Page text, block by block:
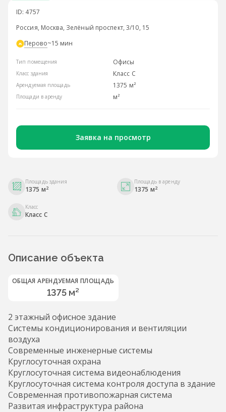
ID: 4757
Россия, Москва, Зелёный проспект, 3/10, 15
Перово~15 мин
Тип помещения Офисы
Класс здания Класс С
Арендуемая площадь 1375 м²
Площади в аренду м²
Заявка на просмотр
Площадь здания
1375 м2
Площадь в аренду
1375 м2
Класс
Класс С
Описание объекта
ОБЩАЯ АРЕНДУЕМАЯ ПЛОЩАДЬ
1375 м²
2 этажный офисное здание
Системы кондиционирования и вентиляции
воздуха
Современные инженерные системы
Круглосуточная охрана
Круглосуточная система видеонаблюдения
Круглосуточная система контроля доступа в здание
Современная противопожарная система
Развитая инфраструктура района